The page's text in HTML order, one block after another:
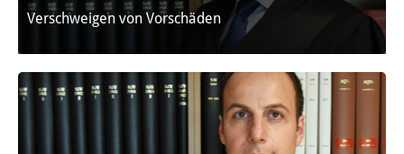
Verschweigen von Vorschäden